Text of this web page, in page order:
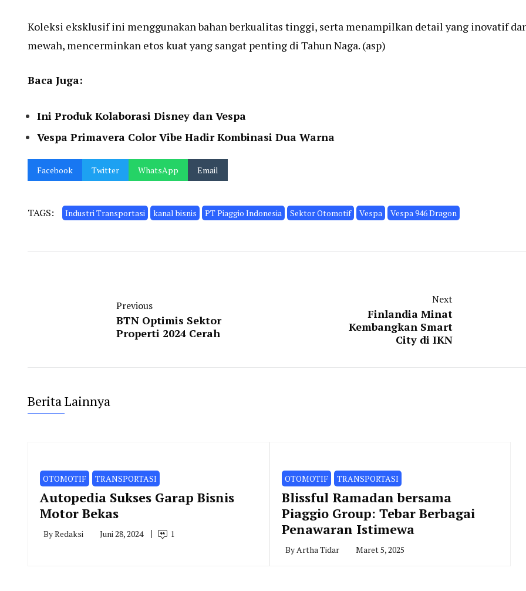
Koleksi eksklusif ini menggunakan bahan berkualitas tinggi, serta menampilkan detail yang inovatif
mewah, mencerminkan etos kuat yang sangat penting di Tahun Naga. (asp)
Baca Juga:
Ini Produk Kolaborasi Disney dan Vespa
Vespa Primavera Color Vibe Hadir Kombinasi Dua Warna
Facebook Twitter WhatsApp Email
TAGS: Industri Transportasi kanal bisnis PT Piaggio Indonesia Sektor Otomotif Vespa Vespa 946 Dragon
Previous
BTN Optimis Sektor
Properti 2024 Cerah
Next
Finlandia Minat
Kembangkan Smart
City di IKN
Berita Lainnya
OTOMOTIF TRANSPORTASI
Autopedia Sukses Garap Bisnis
Motor Bekas
ByRedaksi Juni 28, 2024 1
OTOMOTIF TRANSPORTASI
Blissful Ramadan bersama
Piaggio Group: Tebar Berbagai
Penawaran Istimewa
ByArtha Tidar Maret 5, 2025